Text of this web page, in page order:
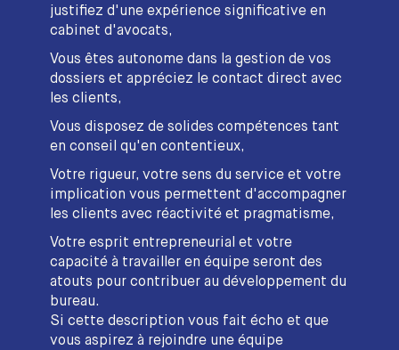
justifiez d'une expérience significative en
cabinet d'avocats,
Vous êtes autonome dans la gestion de vos
dossiers et appréciez le contact direct avec
les clients,
Vous disposez de solides compétences tant
en conseil qu'en contentieux,
Votre rigueur, votre sens du service et votre
implication vous permettent d'accompagner
les clients avec réactivité et pragmatisme,
Votre esprit entrepreneurial et votre
capacité à travailler en équipe seront des
atouts pour contribuer au développement du
bureau.
Si cette description vous fait écho et que
vous aspirez à rejoindre une équipe